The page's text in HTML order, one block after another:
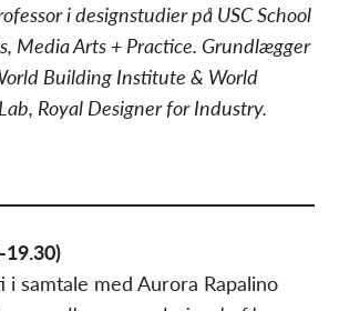
i designstudier på USC School
Media Arts + Practice. Grundlægger
Building Institute & World
Royal Designer for Industry.
19.30)
i samtale med Aurora Rapalino